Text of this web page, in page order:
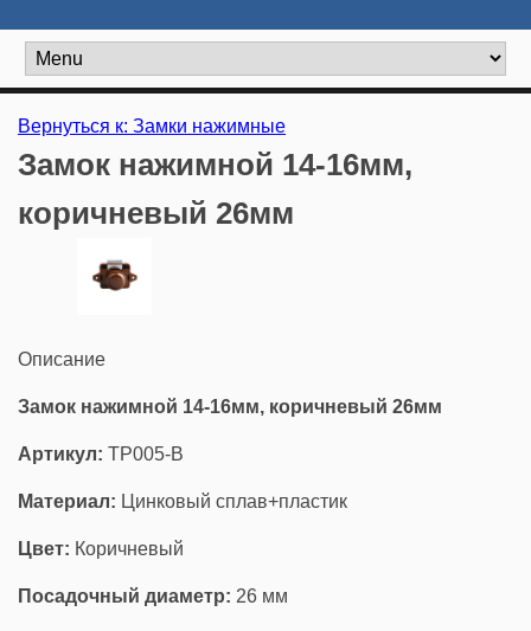
Вернуться к: Замки нажимные
Замок нажимной 14-16мм,
коричневый 26мм
Описание
Замок нажимной 14-16мм, коричневый 26мм
Артикул: TP005-B
Материал: Цинковый сплав+пластик
Цвет: Коричневый
Посадочный диаметр: 26 мм